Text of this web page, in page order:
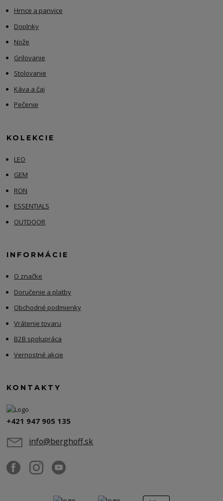
Hrnce a panvice
Doplnky
Nože
Grilovanie
Stolovanie
Káva a čaj
Pečenie
KOLEKCIE
LEO
GEM
RON
ESSENTIALS
OUTDOOR
INFORMÁCIE
O značke
Doručenie a platby
Obchodné podmienky
Vrátenie tovaru
B2B spolupráca
Vernostné akcie
KONTAKTY
+421 947 905 135
info@berghoff.sk